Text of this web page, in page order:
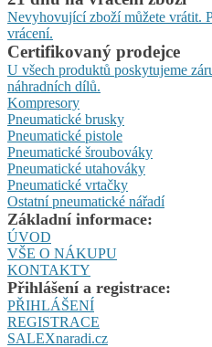
Nevyhovující zboží můžete vrátit.
vrácení.
Certifikovaný prodejce
U všech produktů poskytujeme
náhradních dílů.
Kompresory
Pneumatické brusky
Pneumatické pistole
Pneumatické šroubováky
Pneumatické utahováky
Pneumatické vrtačky
Ostatní pneumatické nářadí
Základní informace:
ÚVOD
VŠE O NÁKUPU
KONTAKTY
Přihlášení a registrace:
PŘIHLÁŠENÍ
REGISTRACE
SALEXnaradi.cz